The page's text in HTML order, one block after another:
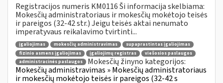
Registracijos numeris KM0116 Ši informacija skelbiama:
Mokesčių administratoriaus ir mokesčių mokėtojo teisės
ir pareigos (32-42 str.) Jeigu teisės aktai nenumato
imperatyvaus reikalavimo tvirtinti...
įgaliojimas mokesčių administravimas
supaprastintas įgaliojimas
fizinio asmens įgaliojimas
įgaliojimų registras
viešosios paslaugos
administracinės paslaugos
Mokesčių žinyno kategorijos:
Mokesčių administravimas » Mokesčių administratoriaus
ir mokesčių mokėtojo teisės ir pareigos (32-42 s